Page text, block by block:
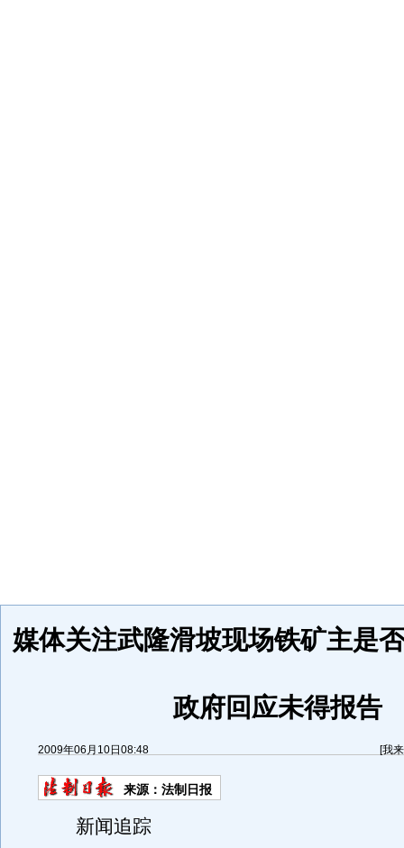
媒体关注武隆滑坡现场铁矿主是
政府回应未得报告
2009年06月10日08:48 [我
来源： 法制日报
新闻追踪